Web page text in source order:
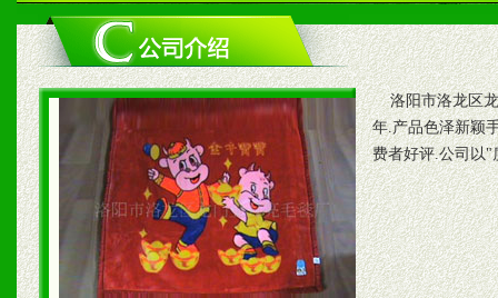
洛阳市洛龙区龙
年.产品色泽新颖
费者好评.公司以"